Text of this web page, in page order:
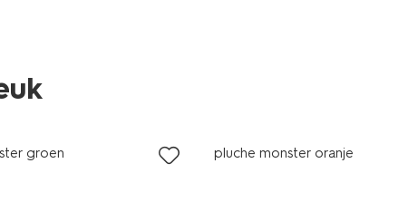
groen pluche monster oranje